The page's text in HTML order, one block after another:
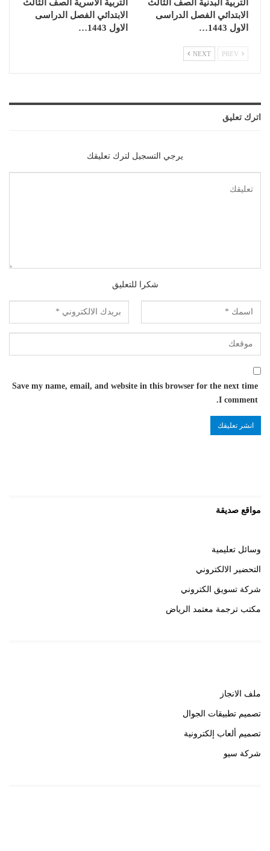
التربية البدنية الصف الثالث
الابتدائي الفصل الدراسى
الاول 1443…
التربية الاسرية الصف الثالث
الابتدائي الفصل الدراسى
الاول 1443…
NEXT
اترك تعليق
يرجي التسجيل لترك تعليقك
شكرا للتعليق
Save my name, email, and website in this browser for the next time
I comment.
مواقع صديقة
وسائل تعليمية
التحضير الالكتروني
شركة تسويق الكتروني
مكتب ترجمة معتمد الرياض
ملف الانجاز
تصميم تطبيقات الجوال
تصميم ألعاب إلكترونية
شركة سيو